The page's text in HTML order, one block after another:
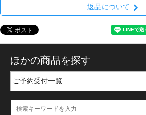
返品について
ほかの商品を探す